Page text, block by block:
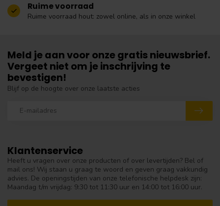
Ruime voorraad
Ruime voorraad hout: zowel online, als in onze winkel
Klantenservice
Heeft u vragen over onze producten of over levertijden? Bel of
mail ons! Wij staan u graag te woord en geven graag vakkundig
advies. De openingstijden van onze telefonische helpdesk zijn:
Maandag t/m vrijdag: 9:30 tot 11:30 uur en 14:00 tot 16:00 uur.
Meld je aan voor onze gratis nieuwsbrief.
Vergeet niet om je inschrijving te
bevestigen!
Blijf op de hoogte over onze laatste acties